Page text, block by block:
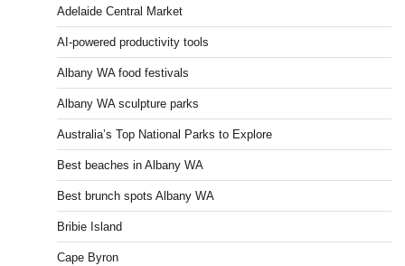
Adelaide Central Market
AI-powered productivity tools
Albany WA food festivals
Albany WA sculpture parks
Australia’s Top National Parks to Explore
Best beaches in Albany WA
Best brunch spots Albany WA
Bribie Island
Cape Byron